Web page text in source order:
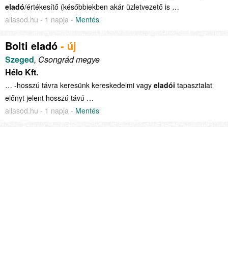
eladó/értékesítő (későbbiekben akár üzletvezető is …
allasod.hu - 1 napja - Mentés
Bolti eladó - új
Szeged, Csongrád megye
Hélo Kft.
… -hosszú távra keresünk kereskedelmi vagy eladói tapasztalat
előnyt jelent hosszú távú …
allasod.hu - 1 napja - Mentés